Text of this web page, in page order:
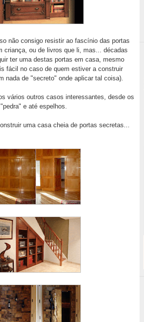
não consigo resistir ao fascínio das portas
ou de livros que li, mas... décadas
ter uma destas portas em casa, mesmo
fácil no caso de quem estiver a construir
nada de "secreto" onde aplicar tal coisa).
vários outros casos interessantes, desde os
e até espelhos.
uma casa cheia de portas secretas...